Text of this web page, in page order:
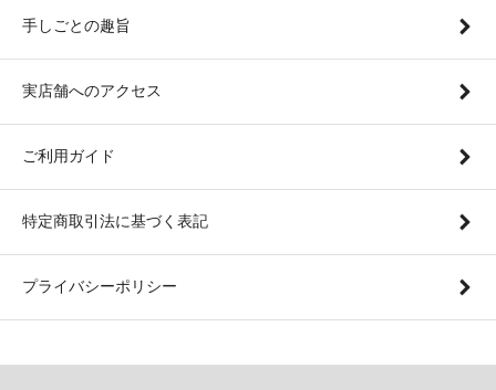
手しごとの趣旨
実店舗へのアクセス
ご利用ガイド
特定商取引法に基づく表記
プライバシーポリシー